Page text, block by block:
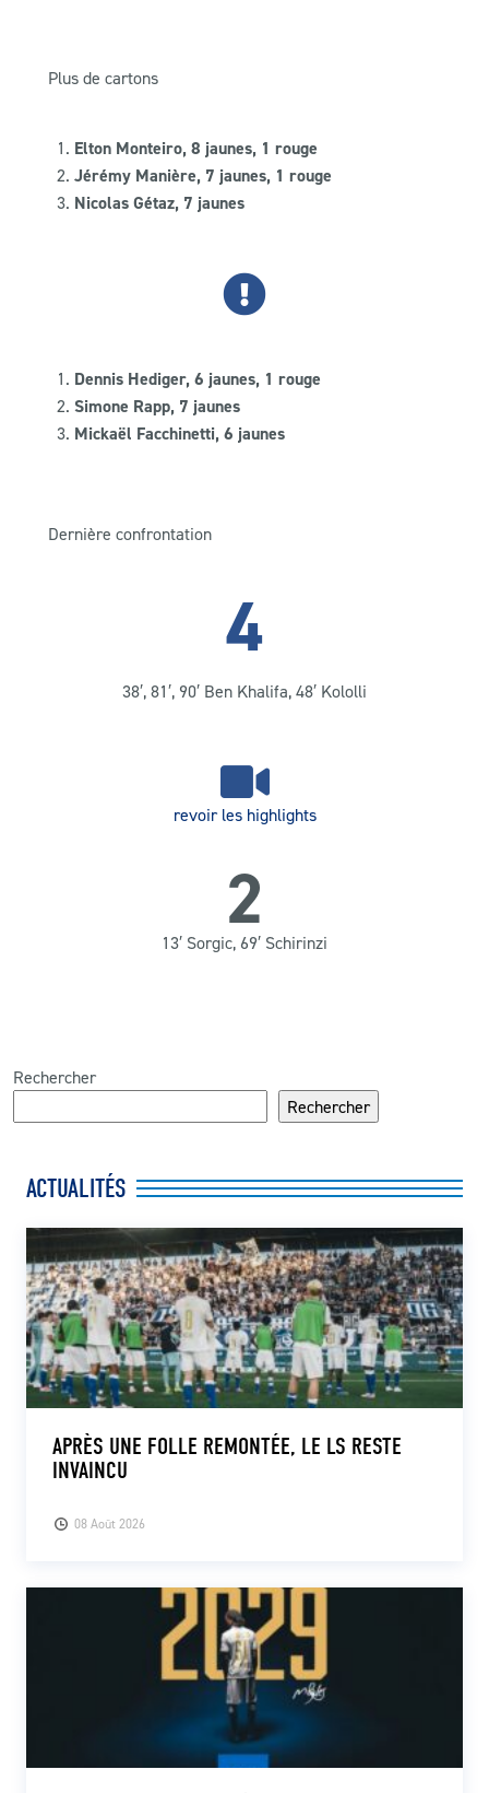
Plus de cartons
Elton Monteiro, 8 jaunes, 1 rouge
Jérémy Manière, 7 jaunes, 1 rouge
Nicolas Gétaz, 7 jaunes
Dennis Hediger, 6 jaunes, 1 rouge
Simone Rapp, 7 jaunes
Mickaël Facchinetti, 6 jaunes
Dernière confrontation
4
38′, 81′, 90′ Ben Khalifa, 48′ Kololli
revoir les highlights
2
13′ Sorgic, 69′ Schirinzi
Rechercher
Rechercher
ACTUALITÉS
08 Août 2026
APRÈS UNE FOLLE REMONTÉE, LE LS RESTE
INVAINCU